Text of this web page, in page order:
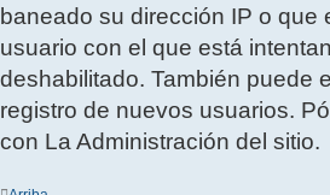
baneado su dirección IP o que
usuario con el que está
deshabilitado. También puede
registro de nuevos usuarios.
con La Administración del sitio.